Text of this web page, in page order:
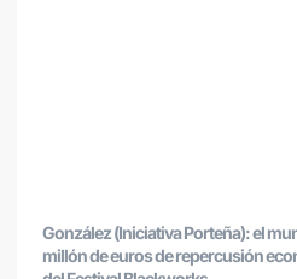
González (Iniciativa Porteña): el
millón de euros de repercusión